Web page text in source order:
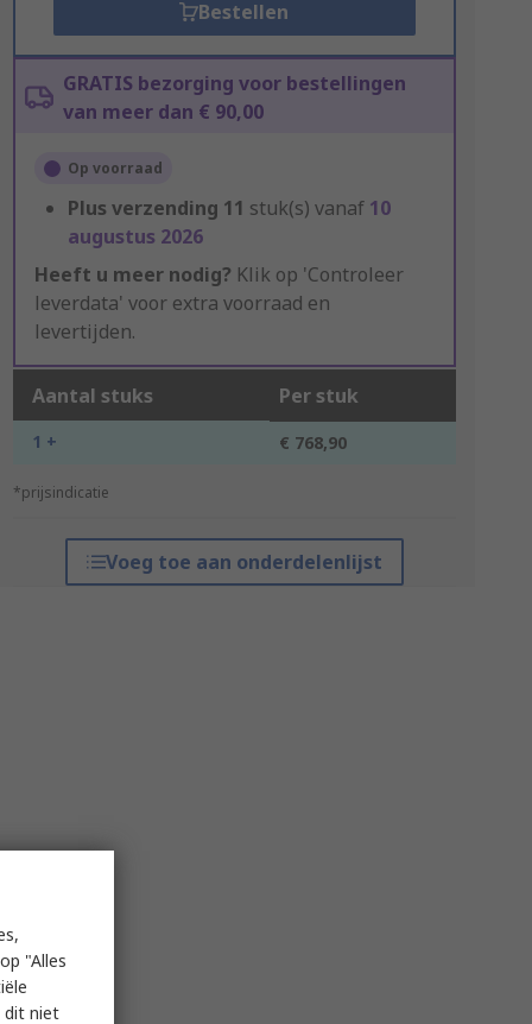
Bestellen
GRATIS bezorging voor bestellingen
van meer dan € 90,00
Op voorraad
Plus verzending 11 stuk(s) vanaf 10
augustus 2026
Heeft u meer nodig? Klik op 'Controleer
leverdata' voor extra voorraad en
levertijden.
Aantal stuks Per stuk
1 + € 768,90
*prijsindicatie
Voeg toe aan onderdelenlijst
"Alles
dit niet